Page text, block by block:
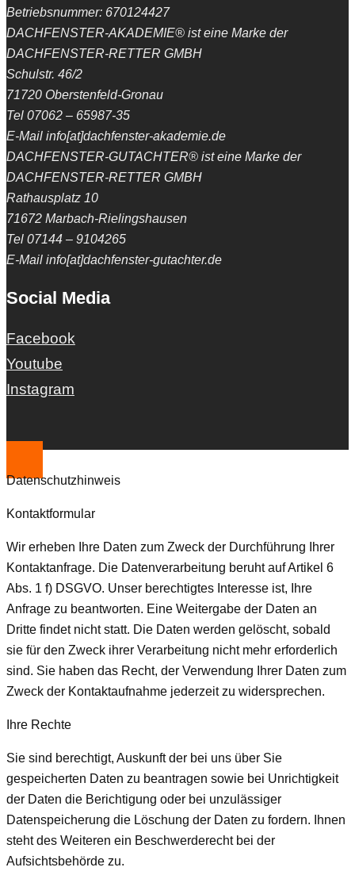
Betriebsnummer: 670124427
DACHFENSTER-AKADEMIE® ist eine Marke der
DACHFENSTER-RETTER GMBH
Schulstr. 46/2
71720 Oberstenfeld-Gronau
Tel 07062 – 65987-35
E-Mail info[at]dachfenster-akademie.de
DACHFENSTER-GUTACHTER® ist eine Marke der
DACHFENSTER-RETTER GMBH
Rathausplatz 10
71672 Marbach-Rielingshausen
Tel 07144 – 9104265
E-Mail info[at]dachfenster-gutachter.de
Social Media
Facebook
Youtube
Instagram
Datenschutzhinweis
Kontaktformular
Wir erheben Ihre Daten zum Zweck der Durchführung Ihrer
Kontaktanfrage. Die Datenverarbeitung beruht auf Artikel 6
Abs. 1 f) DSGVO. Unser berechtigtes Interesse ist, Ihre
Anfrage zu beantworten. Eine Weitergabe der Daten an
Dritte findet nicht statt. Die Daten werden gelöscht, sobald
sie für den Zweck ihrer Verarbeitung nicht mehr erforderlich
sind. Sie haben das Recht, der Verwendung Ihrer Daten zum
Zweck der Kontaktaufnahme jederzeit zu widersprechen.
Ihre Rechte
Sie sind berechtigt, Auskunft der bei uns über Sie
gespeicherten Daten zu beantragen sowie bei Unrichtigkeit
der Daten die Berichtigung oder bei unzulässiger
Datenspeicherung die Löschung der Daten zu fordern. Ihnen
steht des Weiteren ein Beschwerderecht bei der
Aufsichtsbehörde zu.